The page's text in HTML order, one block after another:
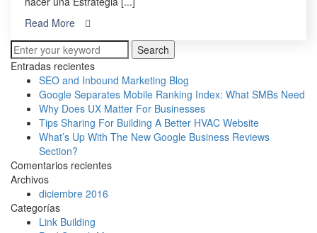
Read More
Search
Entradas recientes
SEO and Inbound Marketing Blog
Google Separates Mobile Ranking Index: What SMBs Need
Why Does UX Matter For Businesses
Tips Sharing For Building A Better HVAC Website
What’s Up With The New Google Business Reviews
Section?
Comentarios recientes
Archivos
diciembre 2016
Categorías
Link Building